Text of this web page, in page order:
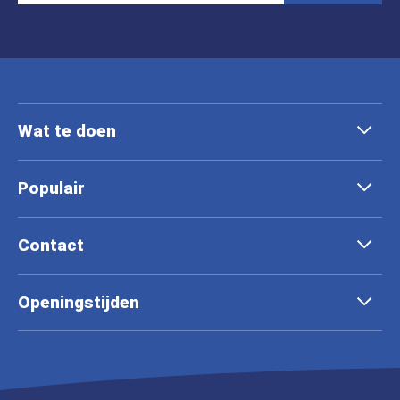
Wat te doen
Populair
Contact
Openingstijden